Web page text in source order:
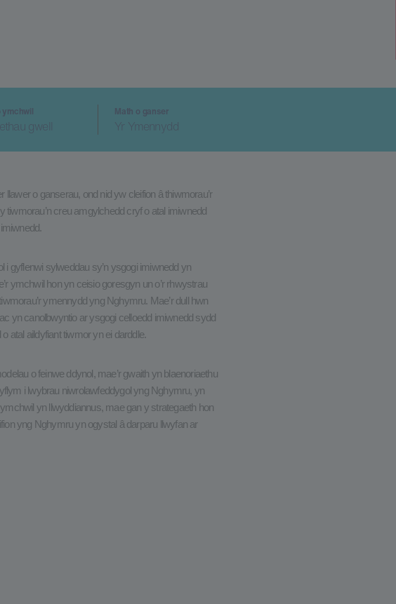
ymchwil
gwell
Math o ganser
Yr Ymennydd
o ganserau, ond nid yw cleifion â thiwmorau’r
creu amgylchedd cryf o atal imiwnedd
i gyflenwi sylweddau sy’n ysgogi imiwnedd yn
ymchwil hon yn ceisio goresgyn un o’r rhwystrau
ymennydd yng Nghymru. Mae’r dull hwn
yn canolbwyntio ar ysgogi celloedd imiwnedd sydd
atal aildyfiant tiwmor yn ei darddle.
o feinwe ddynol, mae’r gwaith yn blaenoriaethu
i lwybrau niwrolawfeddygol yng Nghymru, yn
yn llwyddiannus, mae gan y strategaeth hon
yng Nghymru yn ogystal â darparu llwyfan ar